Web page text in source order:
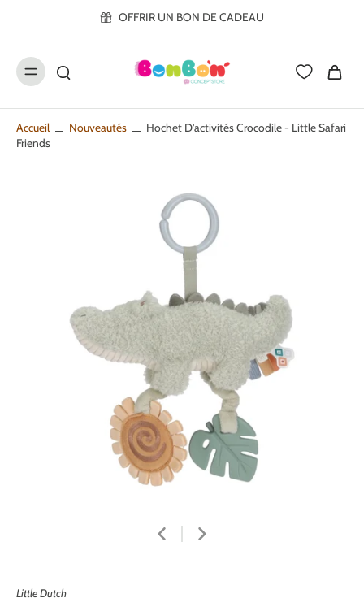
OFFRIR UN BON DE CADEAU
Accueil Nouveautés
Hochet D'activités Crocodile - Little Safari
Friends
Little Dutch